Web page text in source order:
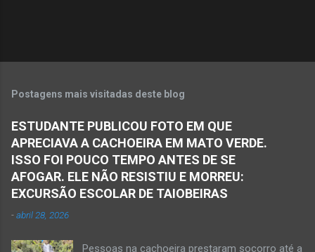
Postagens mais visitadas deste blog
ESTUDANTE PUBLICOU FOTO EM QUE
APRECIAVA A CACHOEIRA EM MATO VERDE.
ISSO FOI POUCO TEMPO ANTES DE SE
AFOGAR. ELE NÃO RESISTIU E MORREU:
EXCURSÃO ESCOLAR DE TAIOBEIRAS
-abril 28, 2026
Pessoas na cachoeira prestaram socorro até a